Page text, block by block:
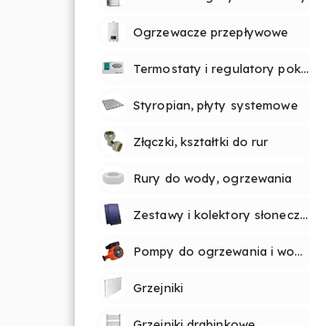
Ogrzewacze przepływowe
Termostaty i regulatory pokojowe
Styropian, płyty systemowe
Złączki, kształtki do rur
Rury do wody, ogrzewania
Zestawy i kolektory słoneczne
Pompy do ogrzewania i wody
Grzejniki